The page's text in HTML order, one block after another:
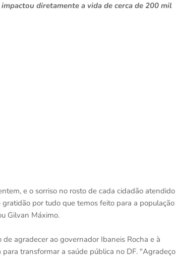
diretamente a vida de cerca de 200 mil
e o sorriso no rosto de cada cidadão atendido
por tudo que temos feito para a população
Gilvan Máximo.
agradecer ao governador Ibaneis Rocha e à
transformar a saúde pública no DF. "Agradeço